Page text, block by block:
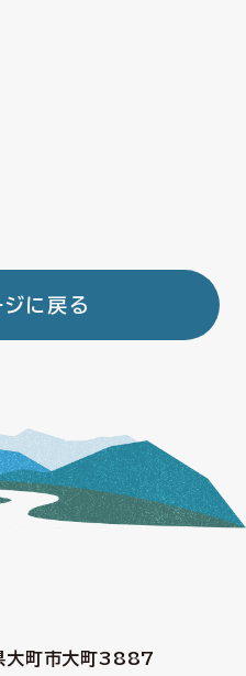
に戻る
大町市大町3887